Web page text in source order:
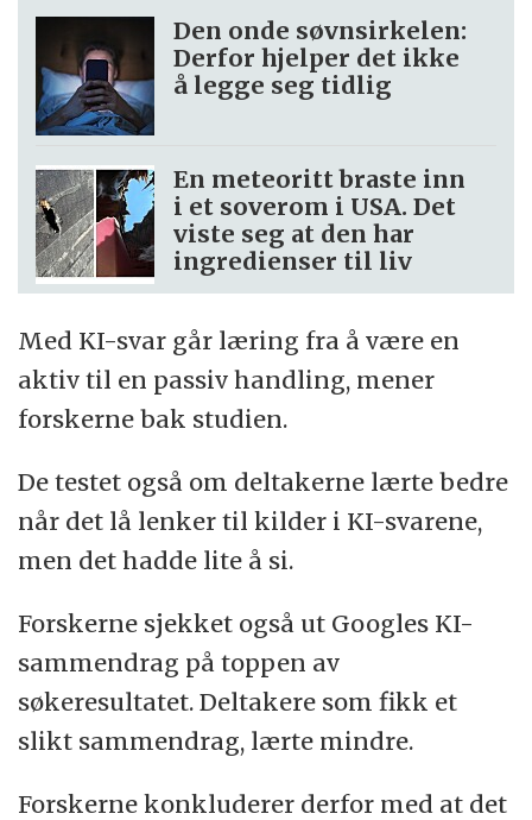
Den onde søvnsirkelen:
Derfor hjelper det ikke
å legge seg tidlig
En meteoritt braste inn
i et soverom i USA. Det
viste seg at den har
ingredienser til liv
Med KI-svar går læring fra å være en
aktiv til en passiv handling, mener
forskerne bak studien.
De testet også om deltakerne lærte bedre
når det lå lenker til kilder i KI-svarene,
men det hadde lite å si.
Forskerne sjekket også ut Googles KI-
sammendrag på toppen av
søkeresultatet. Deltakere som fikk et
slikt sammendrag, lærte mindre.
Forskerne konkluderer derfor med at det